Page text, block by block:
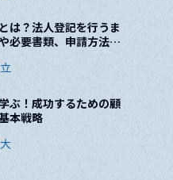
は？法人登記を行うま
必要書類、申請方法に
ぶ！成功するための顧
本戦略